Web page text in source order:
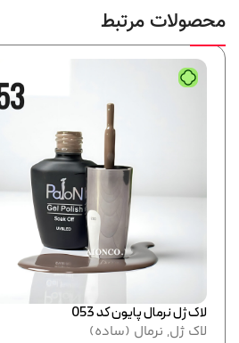
محصولات مرتبط
لاک ژل نرمال پایون کد 022
لاک ژل